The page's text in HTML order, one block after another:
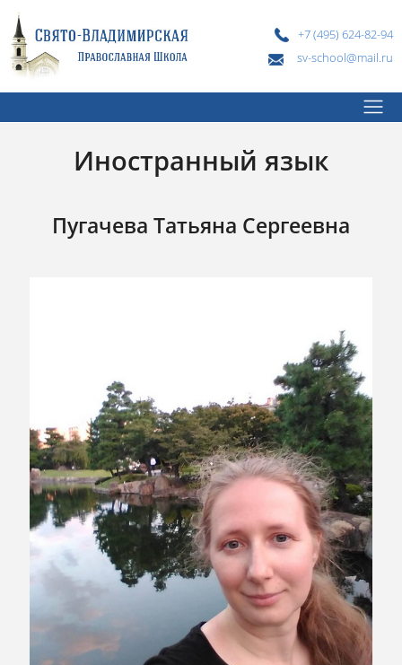
+7 (495) 624-82-94
sv-school@mail.ru
Иностранный язык
Пугачева Татьяна Сергеевна